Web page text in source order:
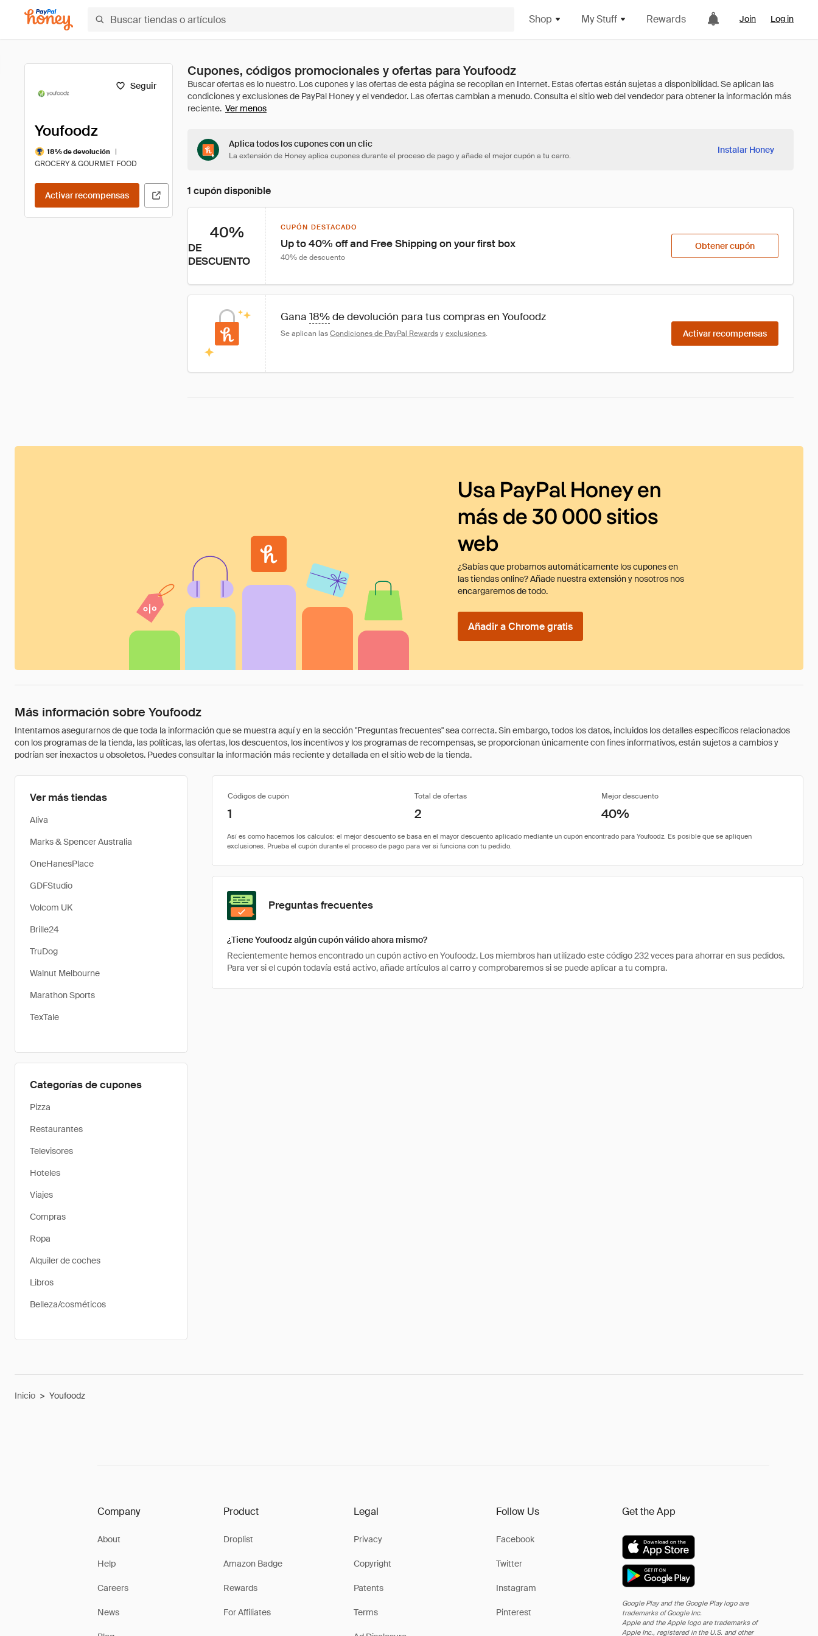
Shop My Stuff Rewards Join Log in
Seguir
Youfoodz
18% de devolución
|
GROCERY & GOURMET FOOD
Activar recompensas
Cupones, códigos promocionales y ofertas para Youfoodz
Ver menos
Aplica todos los cupones con un clic
La extensión de Honey aplica cupones durante el proceso de pago y añade el mejor cupón a tu carro.
Instalar Honey
1 cupón disponible
40%
DE
DESCUENTO
CUPÓN DESTACADO
Up to 40% off and Free Shipping on your first box
40% de descuento
Obtener cupón
Gana 18% de devolución para tus compras en Youfoodz
Se aplican las Condiciones de PayPal Rewards y exclusiones. Activar recompensas
Usa PayPal Honey en
más de 30 000 sitios
web
¿Sabías que probamos automáticamente los cupones en
las tiendas online? Añade nuestra extensión y nosotros nos
encargaremos de todo.
Añadir a Chrome gratis
Más información sobre Youfoodz
Intentamos asegurarnos de que toda la información que se muestra aquí y en la sección "Preguntas frecuentes" sea correcta. Sin embargo, todos los datos, incluidos los detalles específicos relacionados
con los programas de la tienda, las políticas, las ofertas, los descuentos, los incentivos y los programas de recompensas, se proporcionan únicamente con fines informativos, están sujetos a cambios y
podrían ser inexactos u obsoletos. Puedes consultar la información más reciente y detallada en el sitio web de la tienda.
Ver más tiendas
Aliva
Marks & Spencer Australia
OneHanesPlace
GDFStudio
Volcom UK
Brille24
TruDog
Walnut Melbourne
Marathon Sports
TexTale
Categorías de cupones
Pizza
Restaurantes
Televisores
Hoteles
Viajes
Compras
Ropa
Alquiler de coches
Libros
Belleza/cosméticos
Códigos de cupón Total de ofertas Mejor descuento
1 2 40%
Preguntas frecuentes
¿Tiene Youfoodz algún cupón válido ahora mismo?
Recientemente hemos encontrado un cupón activo en Youfoodz. Los miembros han utilizado este código 232 veces para ahorrar en sus pedidos.
Para ver si el cupón todavía está activo, añade artículos al carro y comprobaremos si se puede aplicar a tu compra.
Inicio > Youfoodz
Company
About
Help
Careers
News
Product
Droplist
Amazon Badge
Rewards
For Affiliates
Legal
Privacy
Copyright
Patents
Terms
Follow Us
Facebook
Twitter
Instagram
Pinterest
Get the App
Google Play and the Google Play logo are
trademarks of Google Inc.
Apple and the Apple logo are trademarks of
Apple Inc., registered in the U.S. and other